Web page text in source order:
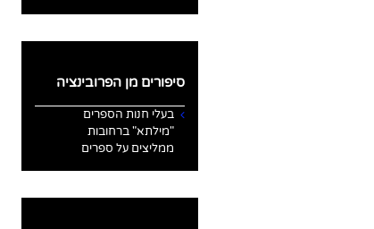
סיפורים מן הפרובינציה
בעלי חנות הספרים
"מילתא" ברחובות
ממליצים על ספרים